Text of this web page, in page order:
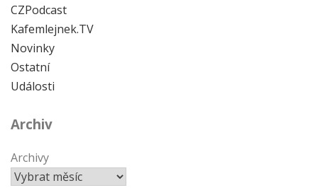
CZPodcast
Kafemlejnek.TV
Novinky
Ostatní
Události
Archiv
Archivy